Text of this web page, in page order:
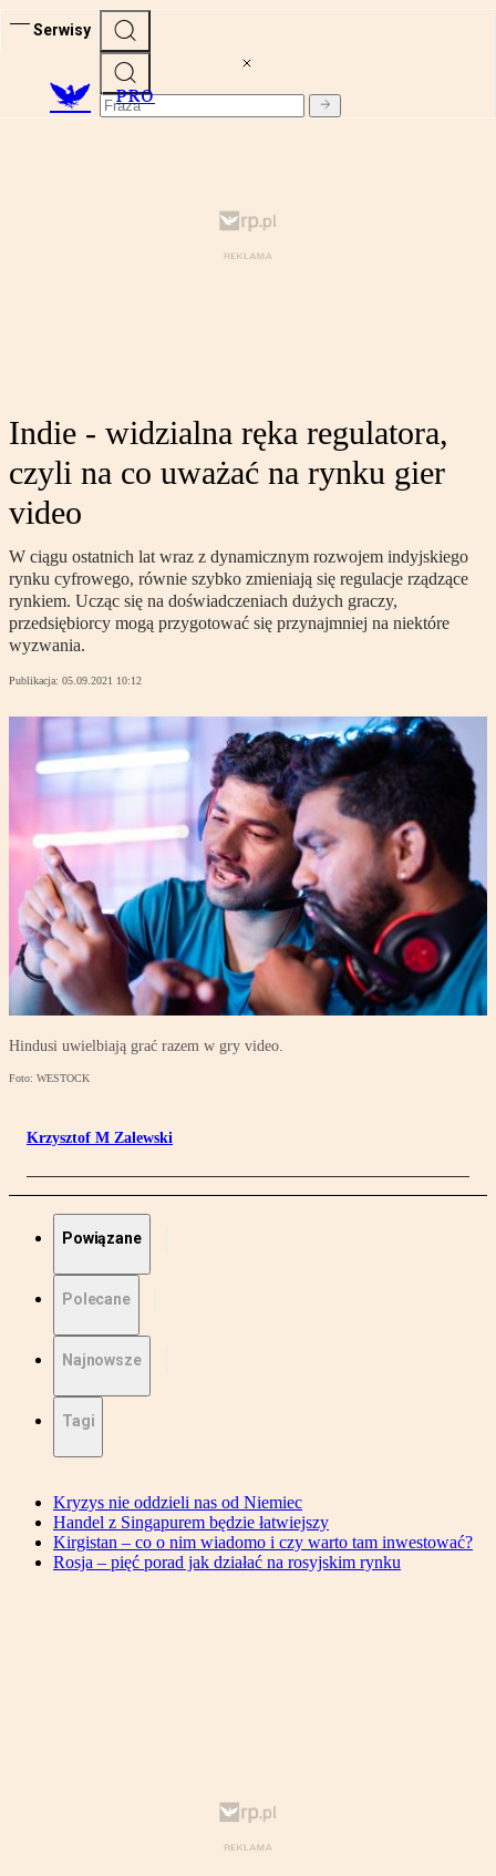
Serwisy
PRO
Indie - widzialna ręka regulatora,
czyli na co uważać na rynku gier
video
W ciągu ostatnich lat wraz z dynamicznym rozwojem indyjskiego
rynku cyfrowego, równie szybko zmieniają się regulacje rządzące
rynkiem. Ucząc się na doświadczeniach dużych graczy,
przedsiębiorcy mogą przygotować się przynajmniej na niektóre
wyzwania.
Publikacja: 05.09.2021 10:12
Hindusi uwielbiają grać razem w gry video.
Foto: WESTOCK
Krzysztof M Zalewski
Powiązane
Polecane
Najnowsze
Tagi
Kryzys nie oddzieli nas od Niemiec
Handel z Singapurem będzie łatwiejszy
Kirgistan – co o nim wiadomo i czy warto tam inwestować?
Rosja – pięć porad jak działać na rosyjskim rynku